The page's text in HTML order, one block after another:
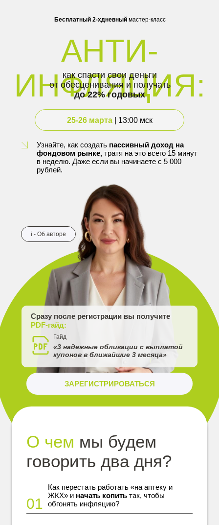
Бесплатный 2-хдневный мастер-класс
АНТИ-
ИНФЛЯЦИЯ:
как спасти свои деньги
от обесценивания и получать
до 22% годовых
Узнайте, как создать пассивный доход на
фондовом рынке, тратя на это всего 15 минут
в неделю. Даже если вы начинаете с 5 000
рублей.
Сразу после регистрации вы получите
PDF-гайд:
Гайд
«3 надежные облигации с выплатой
купонов в ближайшие 3 месяца»
25-26 марта | 13:00 мск
i - Об авторе
ЗАРЕГИСТРИРОВАТЬСЯ
О чем мы будем
говорить два дня?
01
Как перестать работать «на аптеку и
ЖКХ» и начать копить так, чтобы
обгонять инфляцию?